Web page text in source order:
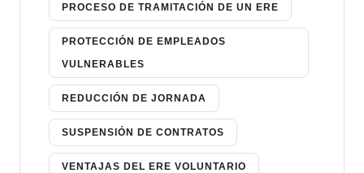
PROCESO DE TRAMITACIÓN DE UN ERE
PROTECCIÓN DE EMPLEADOS
VULNERABLES
REDUCCIÓN DE JORNADA
SUSPENSIÓN DE CONTRATOS
VENTAJAS DEL ERE VOLUNTARIO